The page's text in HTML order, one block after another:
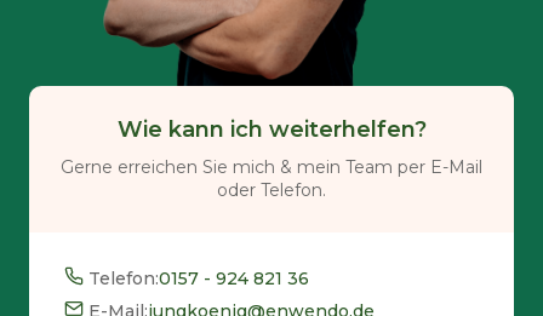
Wie kann ich weiterhelfen?
Gerne erreichen Sie mich & mein Team per E-Mail
oder Telefon.
Telefon:0157 - 924 821 36
E-Mail:jungkoenig@enwendo.de